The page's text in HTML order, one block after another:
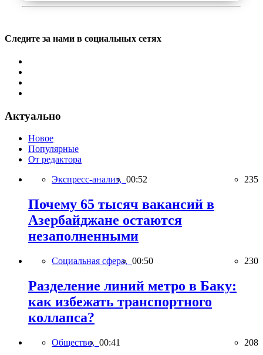
Следите за нами в социальных сетях
Актуально
Новое
Популярные
От редактора
Экспресс-анализ, 00:52 235
Почему 65 тысяч вакансий в
Азербайджане остаются
незаполненными
Социальная сфера, 00:50 230
Разделение линий метро в Баку:
как избежать транспортного
коллапса?
Общество, 00:41 208